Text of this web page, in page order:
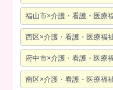
福山市×介護・看護・医療
西区×介護・看護・医療福
府中市×介護・看護・医療
南区×介護・看護・医療福